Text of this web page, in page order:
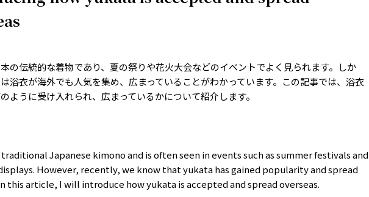
の伝統的な着物であり、夏の祭りや花火大会などのイベントでよく見られます。しか
浴衣が海外でも人気を集め、広まっていることがわかっています。この記事では、浴衣
ように受け入れられ、広まっているかについて紹介します。
traditional Japanese kimono and is often seen in events such as summer festivals and
However, recently, we know that yukata has gained popularity and spread
this article, I will introduce how yukata is accepted and spread overseas.